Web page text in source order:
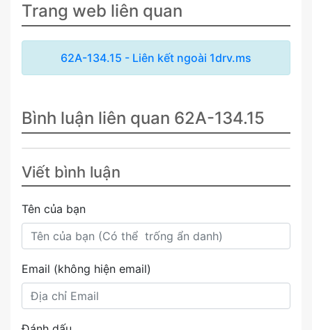
Trang web liên quan
62A-134.15 - Liên kết ngoài 1drv.ms
Bình luận liên quan 62A-134.15
Viết bình luận
Tên của bạn
Email (không hiện email)